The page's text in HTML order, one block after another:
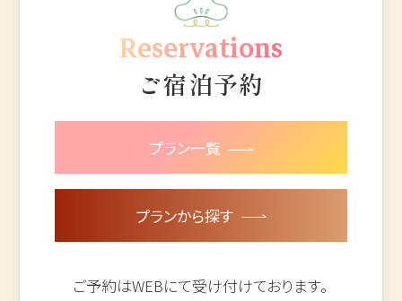
Reservations
ご宿泊予約
プラン一覧
プランから探す
ご予約はWEBにて受け付けております。